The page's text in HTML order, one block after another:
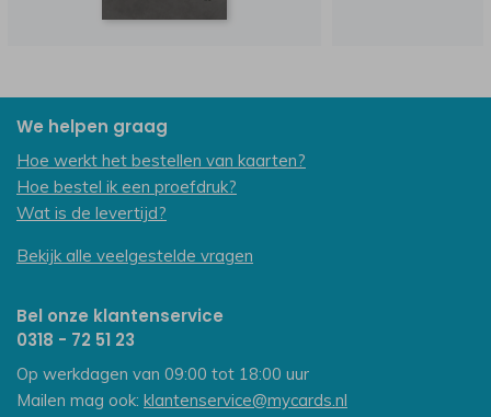
We helpen graag
Hoe werkt het bestellen van kaarten?
Hoe bestel ik een proefdruk?
Wat is de levertijd?
Bekijk alle veelgestelde vragen
Bel onze klantenservice
0318 - 72 51 23
Op werkdagen van 09:00 tot 18:00 uur
Mailen mag ook: klantenservice@mycards.nl